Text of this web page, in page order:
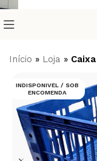
Início » Loja »
INDISPONIVEL / SOB
ENCOMENDA